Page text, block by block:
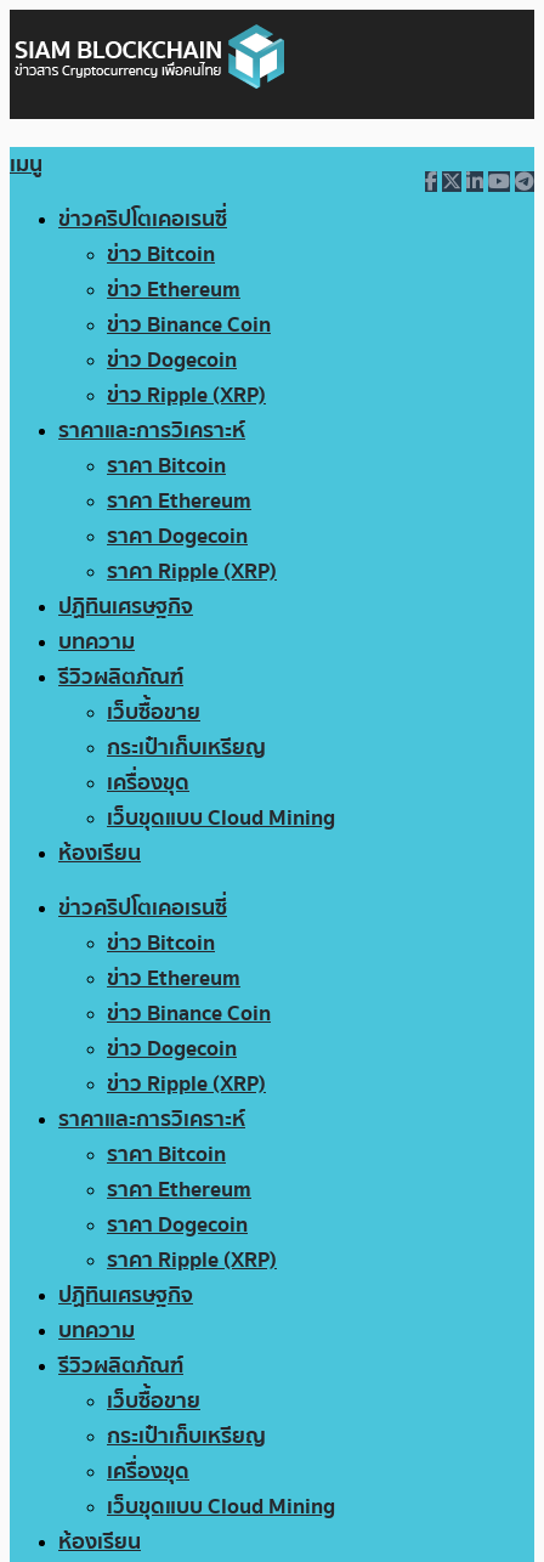
เมนู
ข่าวคริปโตเคอเรนซี่
ข่าว Bitcoin
ข่าว Ethereum
ข่าว Binance Coin
ข่าว Dogecoin
ข่าว Ripple (XRP)
ราคาและการวิเคราะห์
ราคา Bitcoin
ราคา Ethereum
ราคา Dogecoin
ราคา Ripple (XRP)
ปฏิทินเศรษฐกิจ
บทความ
รีวิวผลิตภัณฑ์
เว็บซื้อขาย
กระเป๋าเก็บเหรียญ
เครื่องขุด
เว็บขุดแบบ Cloud Mining
ห้องเรียน
ข่าวคริปโตเคอเรนซี่
ข่าว Bitcoin
ข่าว Ethereum
ข่าว Binance Coin
ข่าว Dogecoin
ข่าว Ripple (XRP)
ราคาและการวิเคราะห์
ราคา Bitcoin
ราคา Ethereum
ราคา Dogecoin
ราคา Ripple (XRP)
ปฏิทินเศรษฐกิจ
บทความ
รีวิวผลิตภัณฑ์
เว็บซื้อขาย
กระเป๋าเก็บเหรียญ
เครื่องขุด
เว็บขุดแบบ Cloud Mining
ห้องเรียน